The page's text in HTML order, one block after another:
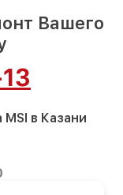
Вашего
в Казани